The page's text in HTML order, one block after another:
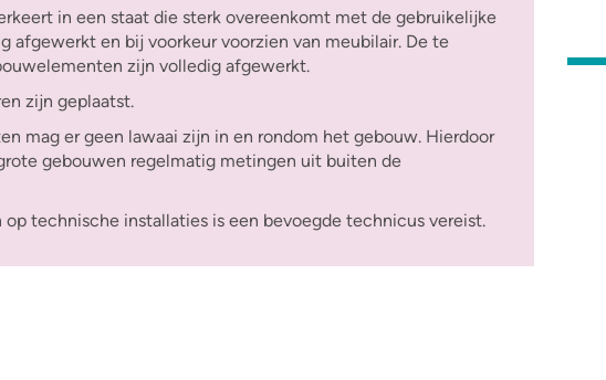
in een staat die sterk overeenkomt met de gebruikelijke
afgewerkt en bij voorkeur voorzien van meubilair. De te
zijn volledig afgewerkt.
zijn geplaatst.
mag er geen lawaai zijn in en rondom het gebouw. Hierdoor
gebouwen regelmatig metingen uit buiten de
op technische installaties is een bevoegde technicus vereist.